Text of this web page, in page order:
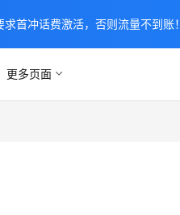
更多页面
首冲话费激活，否则流量不到账！